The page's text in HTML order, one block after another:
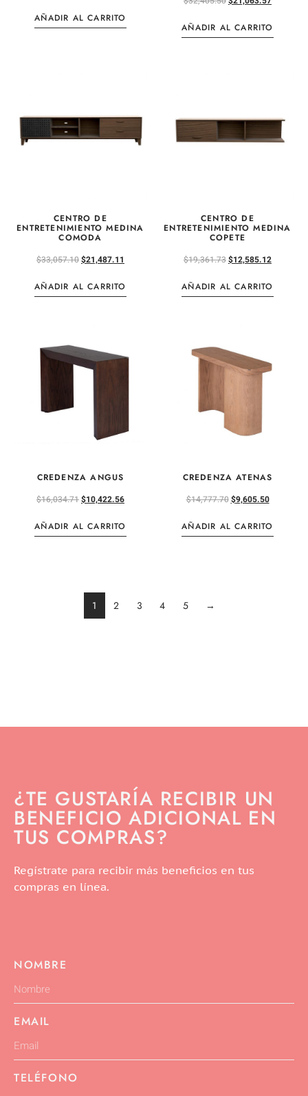
AÑADIR AL CARRITO
AÑADIR AL CARRITO
CENTRO DE
ENTRETENIMIENTO MEDINA
COMODA
$33,057.10$21,487.11
AÑADIR AL CARRITO
CENTRO DE
ENTRETENIMIENTO MEDINA
COPETE
$19,361.73$12,585.12
AÑADIR AL CARRITO
CREDENZA ANGUS
$16,034.71$10,422.56
AÑADIR AL CARRITO
CREDENZA ATENAS
$14,777.70$9,605.50
AÑADIR AL CARRITO
1 2 3 4 5 →
¿TE GUSTARÍA RECIBIR UN
BENEFICIO ADICIONAL EN
TUS COMPRAS?
Regístrate para recibir más beneficios en tus
compras en línea.
NOMBRE
EMAIL
TELÉFONO